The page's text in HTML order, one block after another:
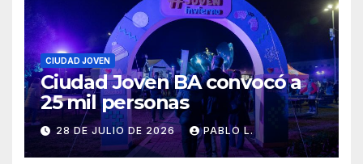
CIUDAD JOVEN
Ciudad Joven BA convocó a
25 mil personas
28 DE JULIO DE 2026 PABLO L.